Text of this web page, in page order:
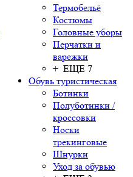
Термобельё
Костюмы
Головные уборы
Перчатки и
варежки
+ ЕЩЕ 7
Обувь туристическая
Ботинки
Полуботинки /
кроссовки
Носки
трекинговые
Шнурки
Уход за обувью